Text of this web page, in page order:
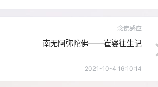
念佛感应
南无阿弥陀佛——崔婆往生记
2021-10-4 16:10:14